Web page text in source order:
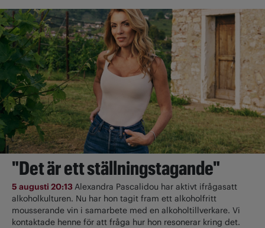
"Det är ett ställningstagande"
5 augusti 20:13Alexandra Pascalidou har aktivt ifrågasatt
alkoholkulturen. Nu har hon tagit fram ett alkoholfritt
mousserande vin i samarbete med en alkoholtillverkare. Vi
kontaktade henne för att fråga hur hon resonerar kring det.